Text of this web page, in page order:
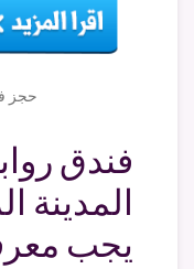
حجز
فندق
المدينة
يجب